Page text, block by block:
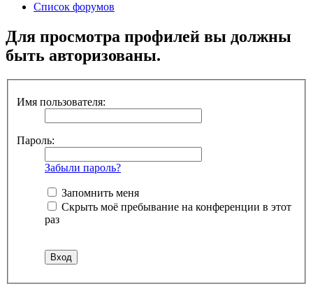
Список форумов
Для просмотра профилей вы должны
быть авторизованы.
Имя пользователя:
Пароль:
Забыли пароль?
Запомнить меня
Скрыть моё пребывание на конференции в этот
раз